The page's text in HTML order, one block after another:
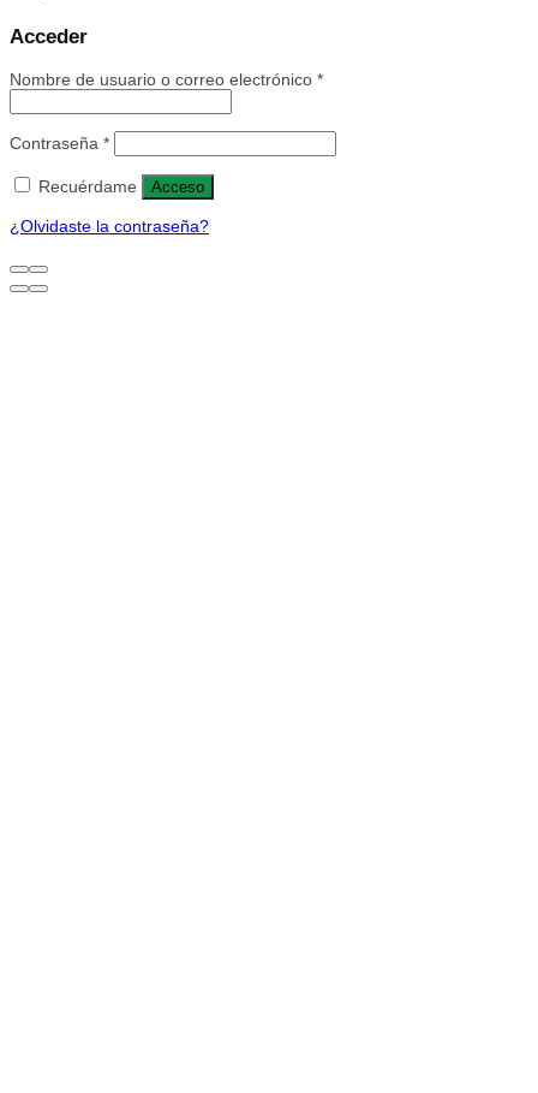
Acceder
Nombre de usuario o correo electrónico *
Contraseña *
Recuérdame Acceso
¿Olvidaste la contraseña?